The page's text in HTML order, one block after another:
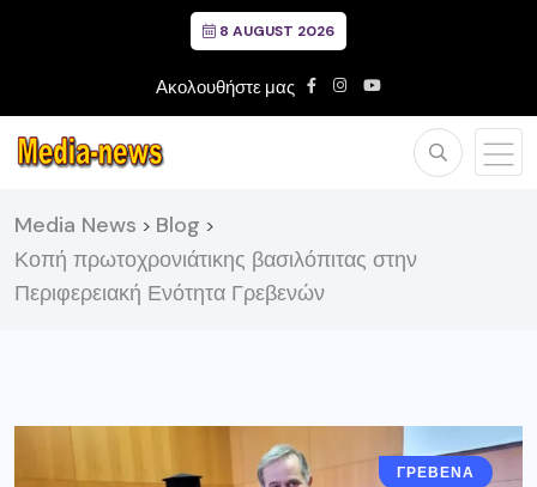
8 AUGUST 2026
Ακολουθήστε μας
Media News > Blog >
Κοπή πρωτοχρονιάτικης βασιλόπιτας στην
Περιφερειακή Ενότητα Γρεβενών
ΓΡΕΒΕΝΑ